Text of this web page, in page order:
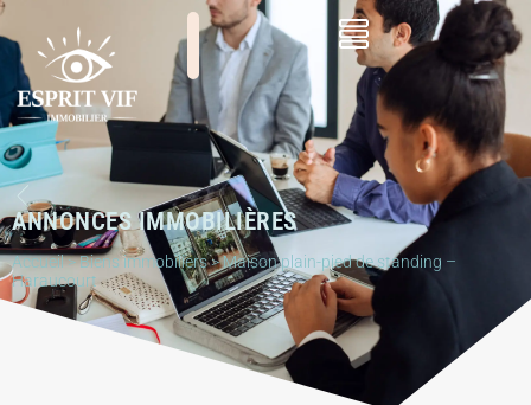
ANNONCES IMMOBILIÈRES
Accueil>Biens immobiliers>Maison plain-pied de standing –
Haraucourt